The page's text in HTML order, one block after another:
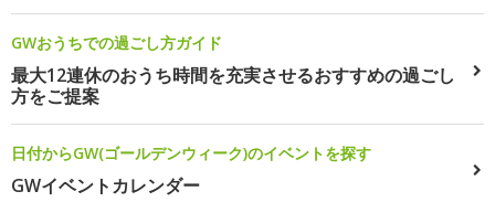
GWおうちでの過ごし方ガイド
最大12連休のおうち時間を充実させるおすすめの過ごし
方をご提案
日付からGW(ゴールデンウィーク)のイベントを探す
GWイベントカレンダー